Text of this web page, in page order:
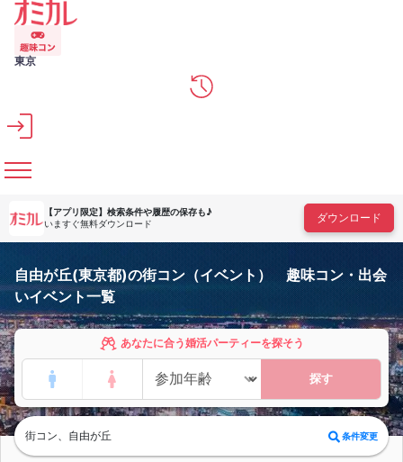
メインコンテンツへスキップ
東京
【アプリ限定】 検索条件や履歴の保存も♪
いますぐ無料ダウンロード
ダウンロード
自由が丘(東京都)の街コン（イベント） 趣味コン・出会
いイベント一覧
あなたに合う婚活パーティーを探そう
探す
街コン、自由が丘 条件変更